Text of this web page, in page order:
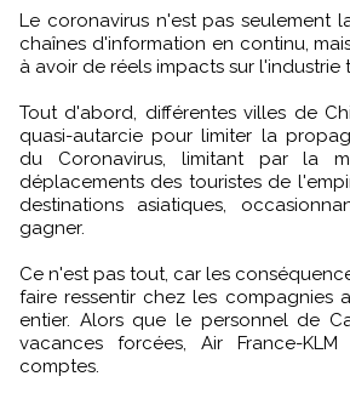
Le coronavirus n'est pas seulement la nouvelle lubie des
chaînes d'information en continu,
à avoir de réels impacts sur l'industrie
Tout d'abord, différentes villes de
quasi-autarcie pour limiter la
du Coronavirus, limitant par la
déplacements des touristes de
destinations asiatiques,
gagner.
Ce n'est pas tout, car les
faire ressentir chez les compagnies
entier. Alors que le personnel de
vacances forcées, Air France-
comptes.